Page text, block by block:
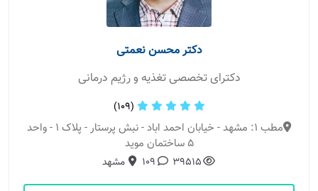
دکتر محسن نعمتی
دکترای تخصصی تغذیه و رژیم درمانی
(109)
مطب 1: مشهد - خیابان احمد اباد - نبش پرستار - پلاک 1 - واحد
5 ساختمان موید
39515
109 مشهد